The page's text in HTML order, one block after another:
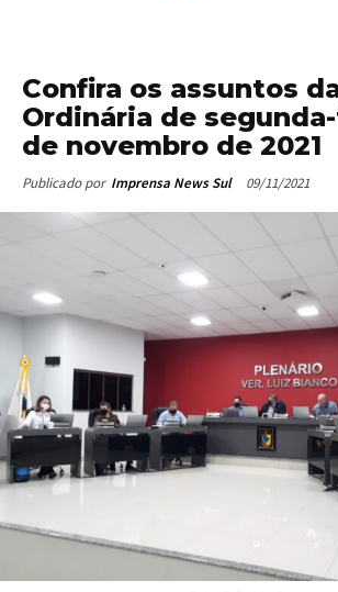
Confira os assuntos
Ordinária de
de novembro de 2021
Publicado por Imprensa News Sul 09/11/2021